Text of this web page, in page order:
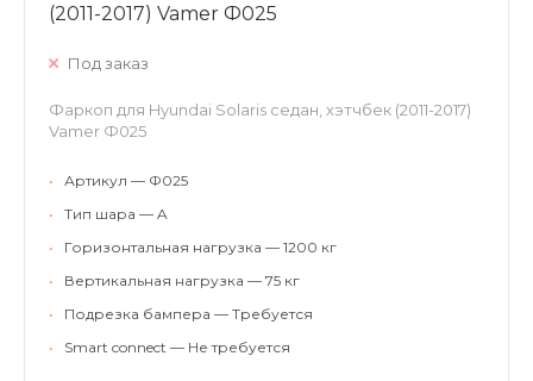
(2011-2017) Vamer Ф025
Под заказ
Фаркоп для Hyundai Solaris седан, хэтчбек (2011-2017)
Vamer Ф025
•
Артикул — Ф025
•
Тип шара — A
•
Горизонтальная нагрузка — 1200 кг
•
Вертикальная нагрузка — 75 кг
•
Подрезка бампера — Требуется
•
Smart connect — Не требуется